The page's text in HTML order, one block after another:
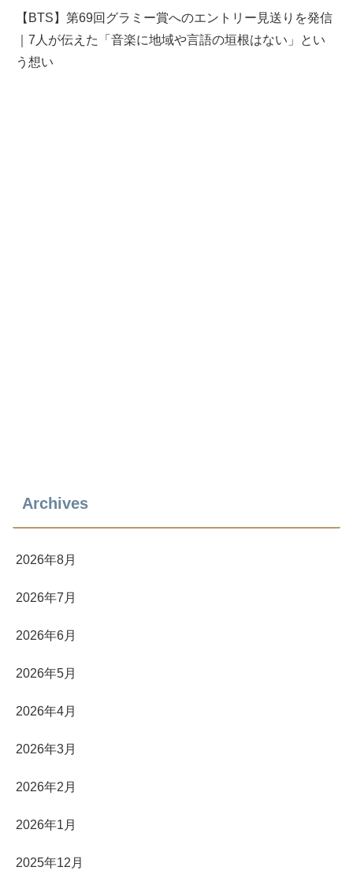
【BTS】第69回グラミー賞へのエントリー見送りを発信
｜7人が伝えた「音楽に地域や言語の垣根はない」とい
う想い
Archives
2026年8月
2026年7月
2026年6月
2026年5月
2026年4月
2026年3月
2026年2月
2026年1月
2025年12月